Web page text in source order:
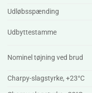
Udløbsspænding
Udbyttestamme
Nominel tøjning ved brud
Charpy-slagstyrke, +23°C